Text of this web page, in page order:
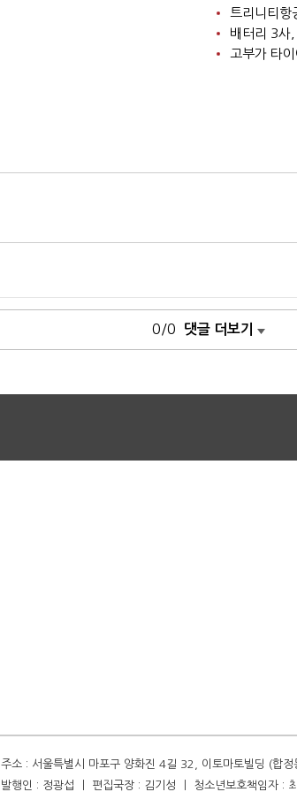
트리니티항
배터리 3사,
고부가 타
0/0 댓글 더보기
주소 : 서울특별시 마포구 양화진 4길 32, 이토마토빌딩 (합
발행인 : 정광섭 ㅣ 편집국장 : 김기성 ㅣ 청소년보호책임